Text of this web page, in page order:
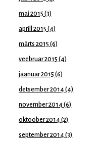
mai 2015 (3)
aprill 2015 (4)
märts 2015 (6)
veebruar 2015 (4)
jaanuar 2015 (6)
detsember 2014 (4)
november 2014 (6)
oktoober 2014 (2)
september 2014 (3)